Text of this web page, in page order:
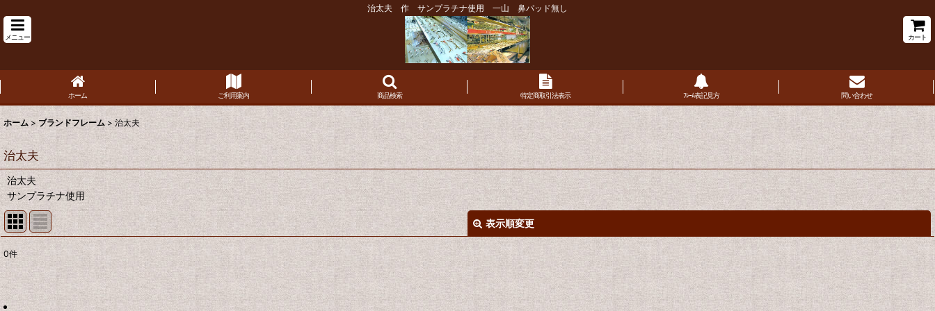
治太夫 作 サンプラチナ使用 一山 鼻パッド無し
メニュー カート
ホーム ご利用案内 商品検索 特定商取引法表示 ﾌﾚｰﾑ表記見方 問い合わせ
ホーム > ブランドフレーム > 治太夫
治太夫
治太夫
サンプラチナ使用
表示順変更
表示数:
並び順:
0件